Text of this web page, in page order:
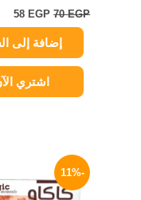
70EGP
58 EGP
إضافة إلى
اشتري
-11%
هو:
100 EGP.
EGP.